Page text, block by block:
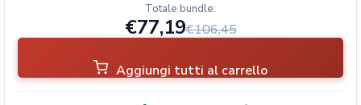
Totale bundle:
€77,19€106,45
Aggiungi tutti al carrello